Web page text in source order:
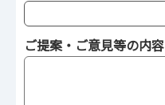
ご提案・ご意見等の内容